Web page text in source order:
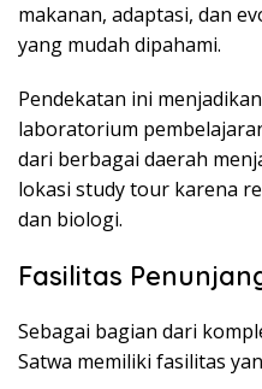
makanan, adaptasi, dan
yang mudah dipahami.
Pendekatan ini
laboratorium
dari berbagai daerah
lokasi study tour karena
dan biologi.
Fasilitas
Sebagai bagian dari
Satwa memiliki fasilitas